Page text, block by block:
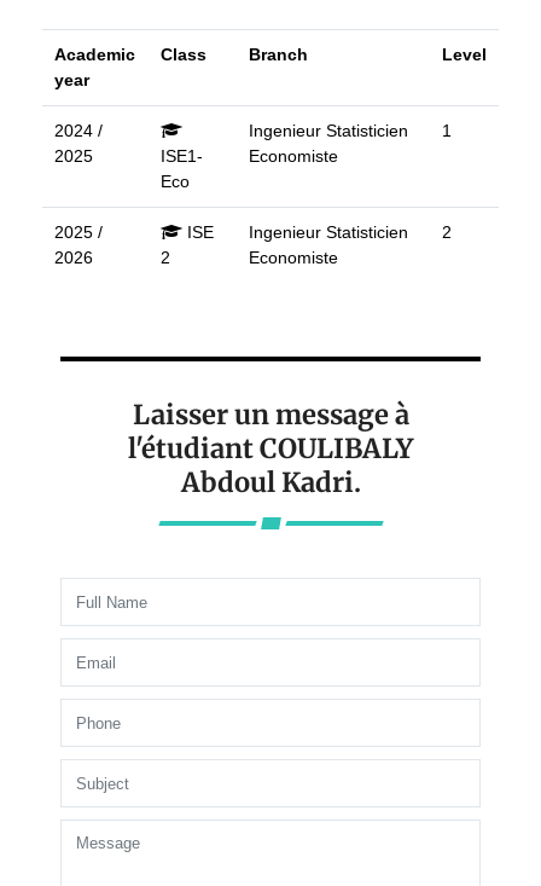
Academic
year
Class Branch Level
2024 /
2025
ISE1-
Eco
Ingenieur Statisticien
Economiste
1
2025 /
2026
ISE
2
Ingenieur Statisticien
Economiste
2
Laisser un message à
l'étudiant COULIBALY
Abdoul Kadri.